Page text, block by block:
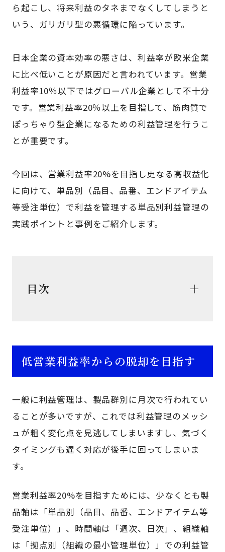
ら起こし、将来利益のタネまでなくしてしまうと
いう、ガリガリ型の悪循環に陥っています。
日本企業の資本効率の悪さは、利益率が欧米企業
に比べ低いことが原因だと言われています。営業
利益率10％以下ではグローバル企業として不十分
です。営業利益率20％以上を目指して、筋肉質で
ぽっちゃり型企業になるための利益管理を行うこ
とが重要です。
今回は、営業利益率20%を目指し更なる高収益化
に向けて、単品別（品目、品番、エンドアイテム
等受注単位）で利益を管理する単品別利益管理の
実践ポイントと事例をご紹介します。
目次
低営業利益率からの脱却を目指す
一般に利益管理は、製品群別に月次で行われてい
ることが多いですが、これでは利益管理のメッシ
ュが粗く変化点を見逃してしまいますし、気づく
タイミングも遅く対応が後手に回ってしまいま
す。
営業利益率20%を目指すためには、少なくとも製
品軸は「単品別（品目、品番、エンドアイテム等
受注単位）」、時間軸は「週次、日次」、組織軸
は「拠点別（組織の最小管理単位）」での利益管